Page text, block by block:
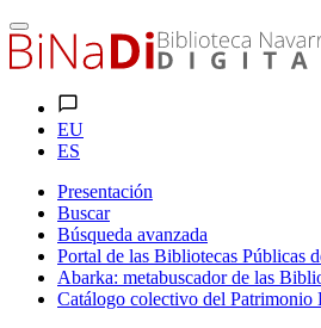
EU
ES
Presentación
Buscar
Búsqueda avanzada
Portal de las Bibliotecas Públicas
Abarka: metabuscador de las
Catálogo colectivo del